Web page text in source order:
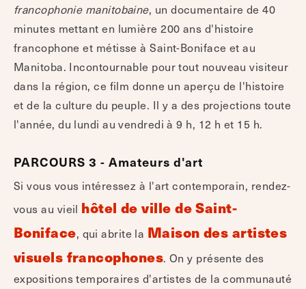
francophonie manitobaine, un documentaire de 40
minutes mettant en lumière 200 ans d'histoire
francophone et métisse à Saint-Boniface et au
Manitoba. Incontournable pour tout nouveau visiteur
dans la région, ce film donne un aperçu de l'histoire
et de la culture du peuple. Il y a des projections toute
l'année, du lundi au vendredi à 9 h, 12 h et 15 h.
PARCOURS 3 - Amateurs d'art
Si vous vous intéressez à l'art contemporain, rendez-
vous au vieil hôtel de ville de Saint-
Boniface, qui abrite la Maison des artistes
visuels francophones. On y présente des
expositions temporaires d'artistes de la communauté